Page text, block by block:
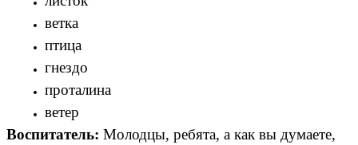
ветка
птица
гнездо
проталина
ветер
Воспитатель: Молодцы, ребята, а как вы думаете,